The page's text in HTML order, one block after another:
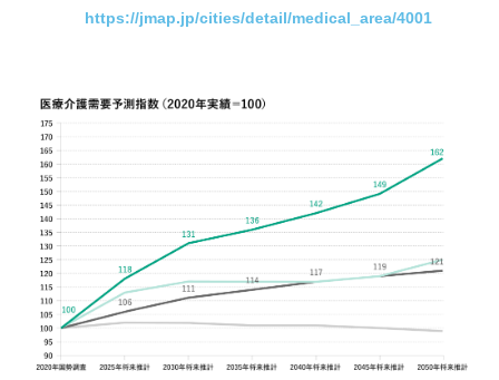
https://jmap.jp/cities/detail/medical_area/4001